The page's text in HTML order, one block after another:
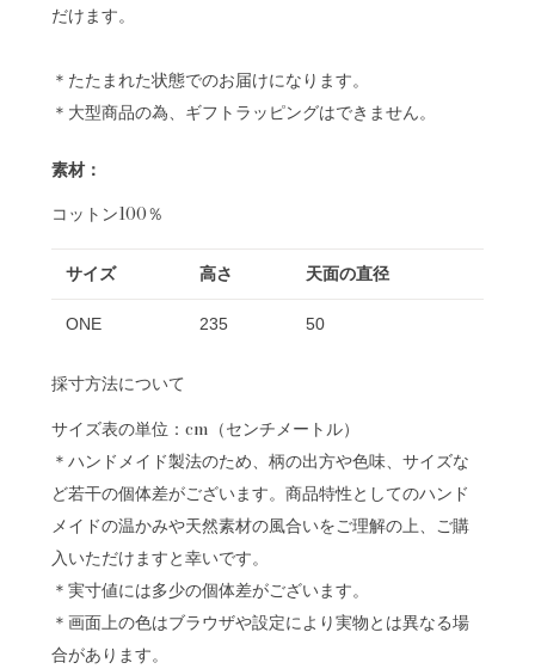
だけます。
＊たたまれた状態でのお届けになります。
＊大型商品の為、ギフトラッピングはできません。
素材：
コットン100％
サイズ 高さ 天面の直径
ONE 235 50
採寸方法について
サイズ表の単位：cm（センチメートル）
＊ハンドメイド製法のため、柄の出方や色味、サイズな
ど若干の個体差がございます。商品特性としてのハンド
メイドの温かみや天然素材の風合いをご理解の上、ご購
入いただけますと幸いです。
＊実寸値には多少の個体差がございます。
＊画面上の色はブラウザや設定により実物とは異なる場
合があります。